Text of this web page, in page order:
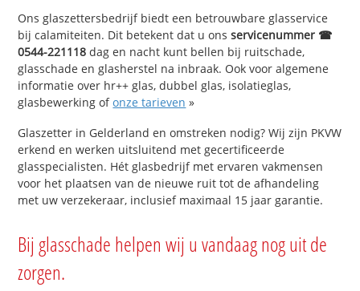
Ons glaszettersbedrijf biedt een betrouwbare glasservice
bij calamiteiten. Dit betekent dat u onsservicenummer ☎
0544-221118 dag en nacht kunt bellen bij ruitschade,
glasschade en glasherstel na inbraak. Ook voor algemene
informatie over hr++ glas, dubbel glas, isolatieglas,
glasbewerking ofonze tarieven »
Glaszetter in Gelderland en omstreken nodig? Wij zijn PKVW
erkend en werken uitsluitend met gecertificeerde
glasspecialisten. Hét glasbedrijf met ervaren vakmensen
voor het plaatsen van de nieuwe ruit tot de afhandeling
met uw verzekeraar, inclusief maximaal 15 jaar garantie.
Bij glasschade helpen wij u vandaag nog uit de
zorgen.